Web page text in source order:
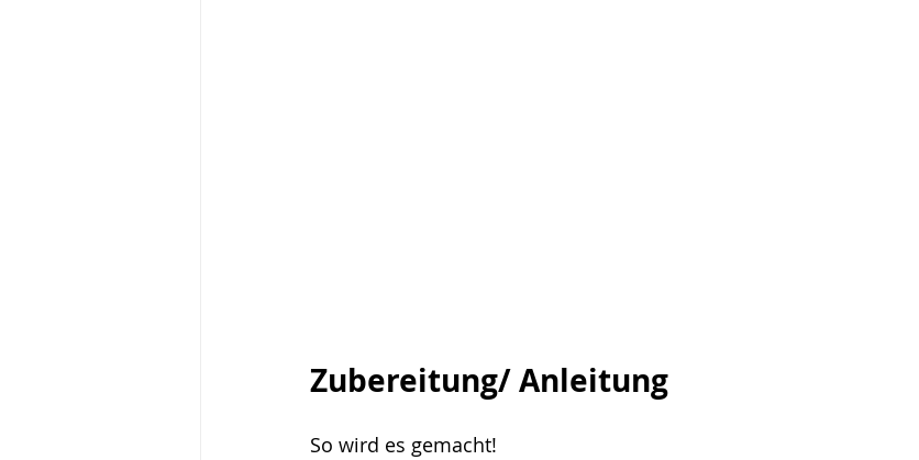
Zubereitung/ Anleitung
So wird es gemacht!